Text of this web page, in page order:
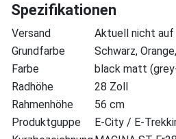
Spezifikationen
Versand
Aktuell nicht auf
Grundfarbe
Schwarz,
Farbe
black matt
Radhöhe
28 Zoll
Rahmenhöhe
56 cm
Produktguppe
E-City / E-